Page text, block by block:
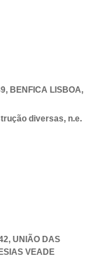
, BENFICA LISBOA,
diversas, n.e.
UNIÃO DAS
VEADE